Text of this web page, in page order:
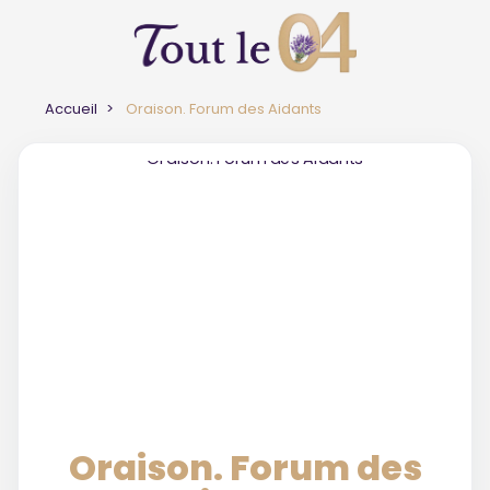
Accueil Oraison. Forum des Aidants
Oraison. Forum des